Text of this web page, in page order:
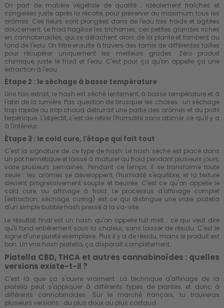
On part de matière végétale de qualité ; idéalement fraîches et
congelées juste après la récolte, pour préserver au maximum tous les
arômes. Ces fleurs sont plongées dans de l'eau très froide et agitées
doucement. Le froid fragilise les trichomes, ces petites glandes riches
en cannabinoïdes, qui se détachent alors de la plante et tombent au
fond de l'eau. On filtre ensuite à travers des tamis de différentes tailles
pour récupérer uniquement les meilleurs grades. Zéro produit
chimique, juste le froid et l'eau. C'est pour ça qu'on appelle ça une
extraction à l'eau.
Étape 2 : le séchage à basse température
Une fois extrait, le hash est séché lentement, à basse température et à
l'abri de la lumière. Pas question de brusquer les choses : un séchage
trop rapide ou trop chaud détruirait une partie des arômes et du profil
terpénique. L'objectif, c'est de retirer l'humidité sans abîmer ce qu'il y a
à l'intérieur.
Étape 3 : le cold cure, l'étape qui fait tout
C'est la signature de ce type de hash. Le hash séché est placé dans
un pot hermétique et laissé à maturer au froid pendant plusieurs jours,
voire plusieurs semaines. Pendant ce temps, il se transforme toute
seule : les arômes se développent, l'humidité s'équilibre, et la texture
devient progressivement souple et beurrée. C'est ce qu'on appelle le
cold cure, ou affinage à froid. Le processus d'affinage complet
(extraction, séchage, curing) est ce qui distingue une vraie piatella
d'un simple bubble hash pressé à la va-vite.
Le résultat final est un hash qu'on appelle full melt : ce qui veut dire
qu'il fond entièrement sous la chaleur, sans laisser de résidu. C'est le
signe d'une pureté exemplaire. Plus il y a de résidu, moins le produit est
bon. Un vrai hash piatella, ça disparaît complètement.
Piatella CBD, THCA et autres cannabinoïdes : quelles
versions existe-t-il ?
C'est là que ça s'ouvre vraiment. La technique d'affinage de la
piatella peut s'appliquer à différents types de plantes, et donc à
différents cannabinoïdes. Sur le marché français, tu trouveras
plusieurs versions : du plus doux au plus costaud.